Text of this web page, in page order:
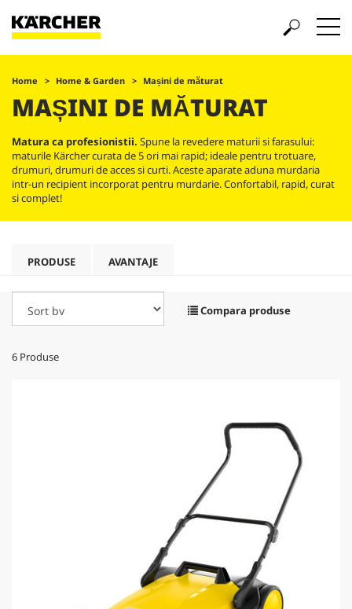
Home Home & Garden Mașini de măturat
MAȘINI DE MĂTURAT
Matura ca profesionistii. Spune la revedere maturii si farasului:
maturile Kärcher curata de 5 ori mai rapid; ideale pentru trotuare,
drumuri, drumuri de acces si curti. Aceste aparate aduna murdaria
intr-un recipient incorporat pentru murdarie. Confortabil, rapid, curat
si complet!
PRODUSE AVANTAJE
Compara produse
6 Produse